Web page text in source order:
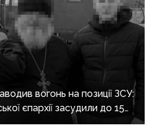
вогонь на позиції ЗСУ:
єпархії засудили до 15